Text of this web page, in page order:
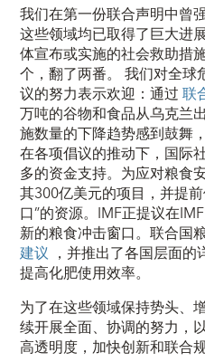
我们在第一份联合声明中曾
这些领域均已取得了巨大进
体宣布或实施的社会救助措
个，翻了两番。 我们对全
议的努力表示欢迎：通过联
万吨的谷物和食品从乌克兰
施数量的下降趋势感到鼓舞
在各项倡议的推动下，国际
多的资金支持。为应对粮食
其300亿美元的项目，并提
口”的资源。IMF正提议在
新的粮食冲击窗口。联合国
建议 ，并推出了各国层面
提高化肥使用效率。
为了在这些领域保持势头、
续开展全面、协调的努力，
高透明度，加快创新和联合